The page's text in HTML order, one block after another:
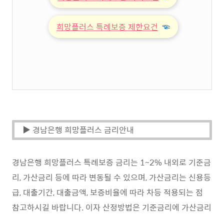
희망플러스 특례보증 제한요건 ☜
▶ 경남은행 희망플러스 금리안내
경남은행 희망플러스 특례보증 금리는 1~2% 내외로 기준금
리, 가산금리 등에 따라 변동될 수 있으며, 가산금리는 신용등
급, 대출기간, 대출금액, 보증비율에 따라 차등 적용되는 점
참고하시길 바랍니다. 이자 산정방법은 기준금리에 가산금리